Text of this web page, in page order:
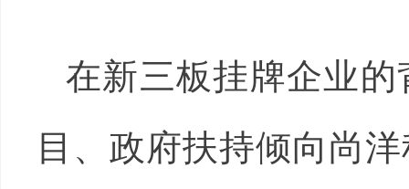
在新三板挂牌企业
目、政府扶持倾向尚